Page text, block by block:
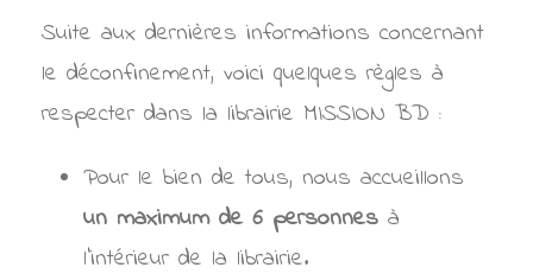
Suite aux dernières informations concernant
le déconfinement, voici quelques règles à
respecter dans la librairie MISSION BD :
Pour le bien de tous, nous accueillons
un maximum de 6 personnes à
l’intérieur de la librairie.